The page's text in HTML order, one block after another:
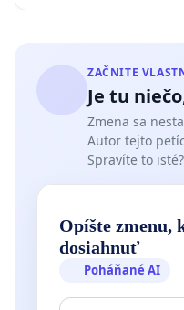
ZAČNITE
Je tu
Zmena sa
Autor tejto
Spravíte to isté?
Opíšte zmenu,
dosiahnuť
Poháňané AI